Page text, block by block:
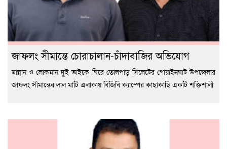
জাফলং সীমান্তে চোরাচালান-চাঁদাবাজির অভিযোগ
মান্নান ও লোকমান দুই ভাইকে ঘিরে তোলপাড় সিলেটের গোয়াইনঘাট উপজেলার
জাফলং সীমান্তের লাল মাটি এলাকায় বিজিবি ক্যাম্পের কাছাকাছি একটি শক্তিশালী